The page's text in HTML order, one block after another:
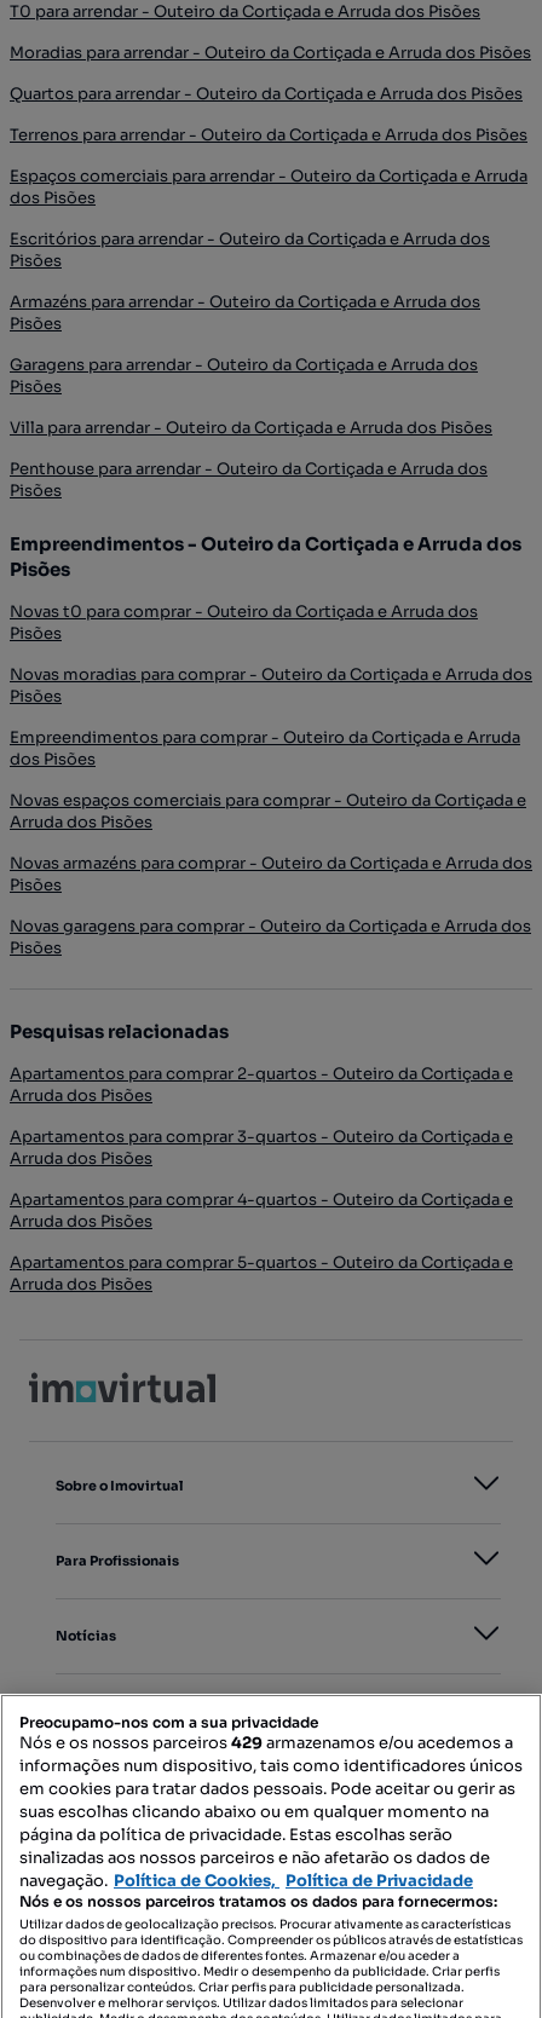
T0 para arrendar - Outeiro da Cortiçada e Arruda dos Pisões
Moradias para arrendar - Outeiro da Cortiçada e Arruda dos Pisões
Quartos para arrendar - Outeiro da Cortiçada e Arruda dos Pisões
Terrenos para arrendar - Outeiro da Cortiçada e Arruda dos Pisões
Espaços comerciais para arrendar - Outeiro da Cortiçada e Arruda
dos Pisões
Escritórios para arrendar - Outeiro da Cortiçada e Arruda dos
Pisões
Armazéns para arrendar - Outeiro da Cortiçada e Arruda dos
Pisões
Garagens para arrendar - Outeiro da Cortiçada e Arruda dos
Pisões
Villa para arrendar - Outeiro da Cortiçada e Arruda dos Pisões
Penthouse para arrendar - Outeiro da Cortiçada e Arruda dos
Pisões
Empreendimentos - Outeiro da Cortiçada e Arruda dos
Pisões
Novas t0 para comprar - Outeiro da Cortiçada e Arruda dos
Pisões
Novas moradias para comprar - Outeiro da Cortiçada e Arruda dos
Pisões
Empreendimentos para comprar - Outeiro da Cortiçada e Arruda
dos Pisões
Novas espaços comerciais para comprar - Outeiro da Cortiçada e
Arruda dos Pisões
Novas armazéns para comprar - Outeiro da Cortiçada e Arruda dos
Pisões
Novas garagens para comprar - Outeiro da Cortiçada e Arruda dos
Pisões
Pesquisas relacionadas
Apartamentos para comprar 2-quartos - Outeiro da Cortiçada e
Arruda dos Pisões
Apartamentos para comprar 3-quartos - Outeiro da Cortiçada e
Arruda dos Pisões
Apartamentos para comprar 4-quartos - Outeiro da Cortiçada e
Arruda dos Pisões
Apartamentos para comprar 5-quartos - Outeiro da Cortiçada e
Arruda dos Pisões
Sobre o Imovirtual
Para Profissionais
Notícias
Mapa do Site
Contacte-nos
SIGA-NOS:
Preocupamo-nos com a sua privacidade
Nós e os nossos parceiros429armazenamos e/ou acedemos a
informações num dispositivo, tais como identificadores únicos
em cookies para tratar dados pessoais. Pode aceitar ou gerir as
suas escolhas clicando abaixo ou em qualquer momento na
página da política de privacidade. Estas escolhas serão
sinalizadas aos nossos parceiros e não afetarão os dados de
navegação. Política de Cookies, Política de Privacidade
Nós e os nossos parceiros tratamos os dados para fornecermos:
Utilizar dados de geolocalização precisos. Procurar ativamente as características
do dispositivo para identificação. Compreender os públicos através de estatísticas
ou combinações de dados de diferentes fontes. Armazenar e/ou aceder a
informações num dispositivo. Medir o desempenho da publicidade. Criar perfis
para personalizar conteúdos. Criar perfis para publicidade personalizada.
Desenvolver e melhorar serviços. Utilizar dados limitados para selecionar